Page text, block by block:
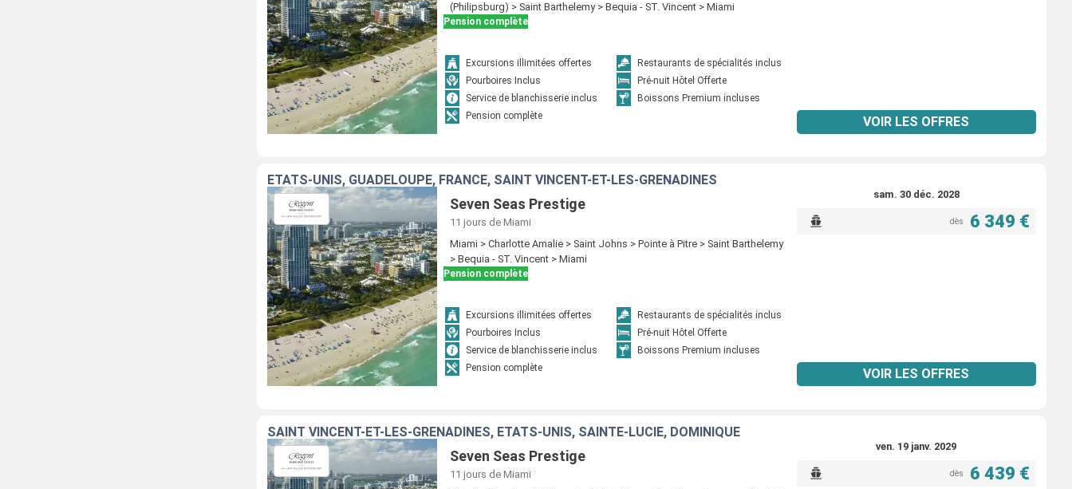
(Philipsburg) > Saint Barthelemy > Bequia - ST. Vincent > Miami
Pension complète
Excursions illimitées offertes
Restaurants de spécialités inclus
Pourboires Inclus
Pré-nuit Hôtel Offerte
Service de blanchisserie inclus
Boissons Premium incluses
Pension complète
VOIR LES OFFRES
ÉTATS-UNIS, GUADELOUPE, FRANCE, SAINT VINCENT-ET-LES-GRENADINES
Seven Seas Prestige
11 jours de Miami
Miami > Charlotte Amalie > Saint Johns > Pointe à Pitre > Saint Barthelemy
> Bequia - ST. Vincent > Miami
Pension complète
Excursions illimitées offertes
Restaurants de spécialités inclus
Pourboires Inclus
Pré-nuit Hôtel Offerte
Service de blanchisserie inclus
Boissons Premium incluses
Pension complète
sam. 30 déc. 2028
dès 6 349 €
VOIR LES OFFRES
SAINT VINCENT-ET-LES-GRENADINES, ÉTATS-UNIS, SAINTE-LUCIE, DOMINIQUE
Seven Seas Prestige
11 jours de Miami
ven. 19 janv. 2029
dès 6 439 €